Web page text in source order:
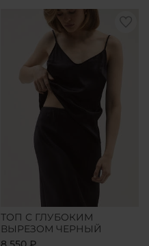
ТОП С ГЛУБОКИМ
ВЫРЕЗОМ ЧЕРНЫЙ